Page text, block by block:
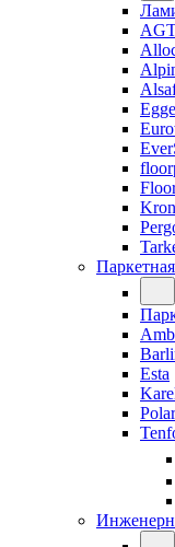
Esta